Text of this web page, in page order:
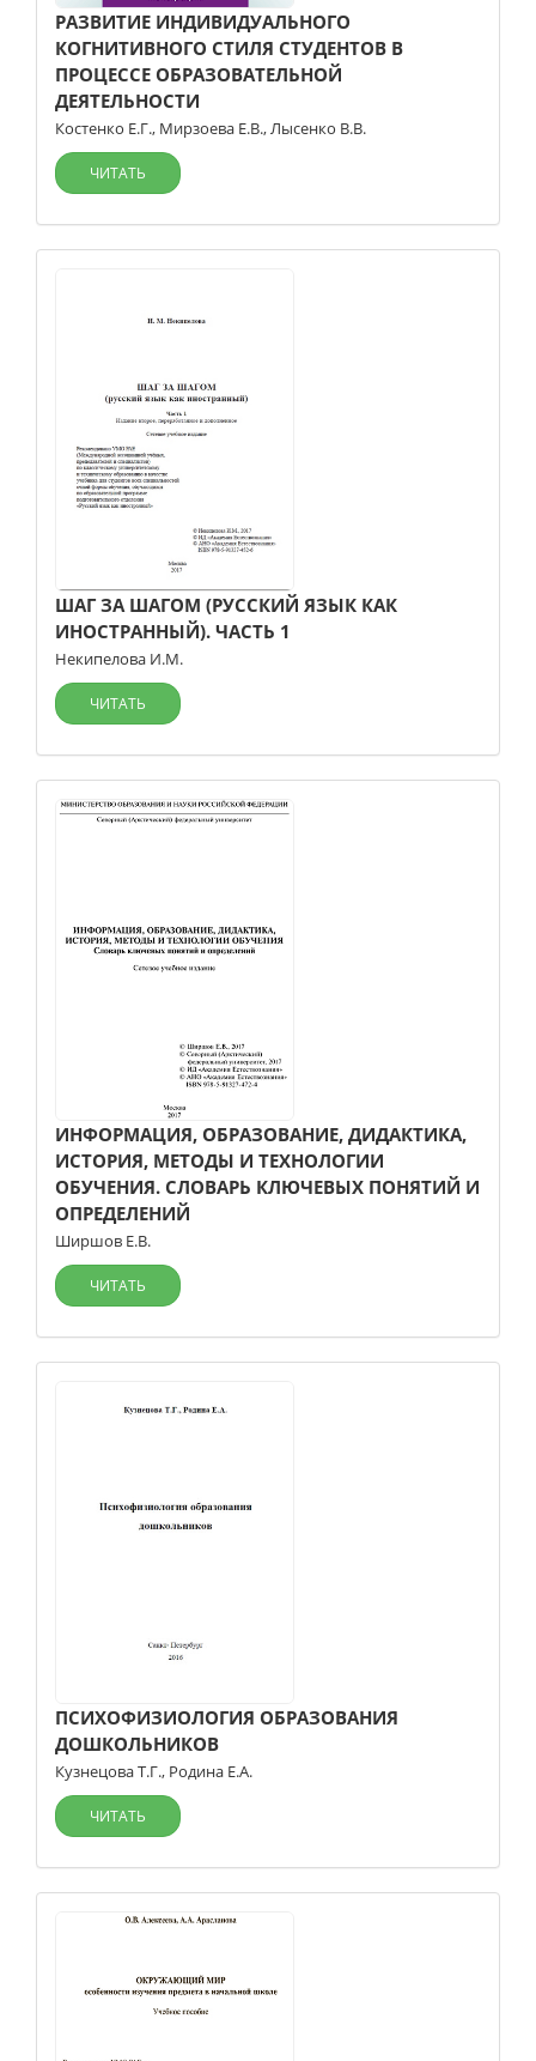
РАЗВИТИЕ ИНДИВИДУАЛЬНОГО
КОГНИТИВНОГО СТИЛЯ СТУДЕНТОВ В
ПРОЦЕССЕ ОБРАЗОВАТЕЛЬНОЙ
ДЕЯТЕЛЬНОСТИ
Костенко Е.Г., Мирзоева Е.В.,Лысенко В.В.
ЧИТАТЬ
ШАГ ЗА ШАГОМ (РУССКИЙ ЯЗЫК КАК
ИНОСТРАННЫЙ). ЧАСТЬ 1
Некипелова И.М.
ЧИТАТЬ
ИНФОРМАЦИЯ, ОБРАЗОВАНИЕ, ДИДАКТИКА,
ИСТОРИЯ, МЕТОДЫ И ТЕХНОЛОГИИ
ОБУЧЕНИЯ. СЛОВАРЬ КЛЮЧЕВЫХ ПОНЯТИЙ И
ОПРЕДЕЛЕНИЙ
Ширшов Е.В.
ЧИТАТЬ
ПСИХОФИЗИОЛОГИЯ ОБРАЗОВАНИЯ
ДОШКОЛЬНИКОВ
Кузнецова Т.Г., Родина Е.А.
ЧИТАТЬ